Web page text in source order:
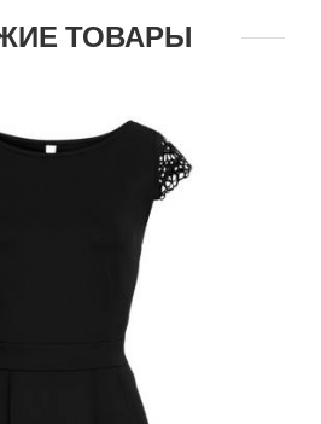
ТОВАРЫ